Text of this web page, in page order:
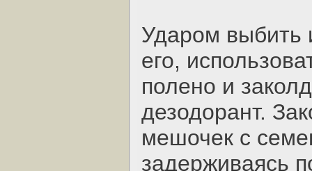
Ударом выбить
его,
полено и
дезодорант.
мешочек с
задерживаясь